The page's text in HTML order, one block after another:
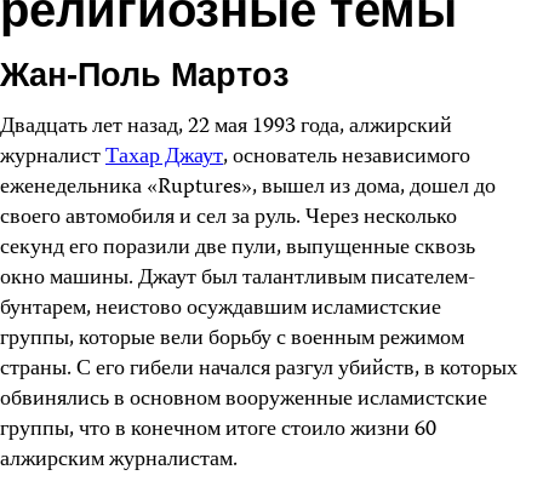
Жан-Поль Мартоз
Двадцать лет назад, 22 мая 1993 года, алжирский
журналистТахар Джаут, основатель независимого
еженедельника «Ruptures», вышел из дома, дошел до
своего автомобиля и сел за руль. Через несколько
секунд его поразили две пули, выпущенные сквозь
окно машины. Джаут был талантливым писателем-
бунтарем, неистово осуждавшим исламистские
группы, которые вели борьбу с военным режимом
страны. С его гибели начался разгул убийств, в которых
обвинялись в основном вооруженные исламистские
группы, что в конечном итоге стоило жизни 60
алжирским журналистам.